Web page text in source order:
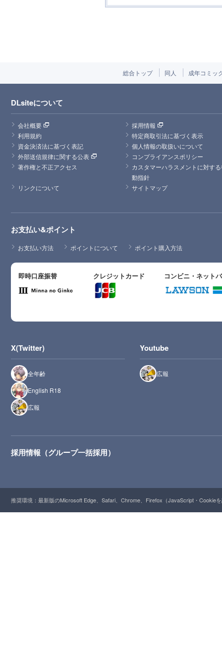
総合トップ 同人 成年コミッ
DLsiteについて
会社概要
採用情報
利用規約
特定商取引法に基づく表示
資金決済法に基づく表記
個人情報の取扱いについて
外部送信規律に関する公表
コンプライアンスポリシー
著作権と不正アクセス
カスタマーハラスメントに対す
動指針
リンクについて
サイトマップ
お支払い&ポイント
お支払い方法 ポイントについて ポイント購入方法
即時口座振替 クレジットカード コンビニ・ネット
X(Twitter)
全年齢
English R18
広報
Youtube
広報
採用情報（グループ一括採用）
推奨環境：最新版のMicrosoft Edge、Safari、Chrome、Firefox（JavaScript・Cookie